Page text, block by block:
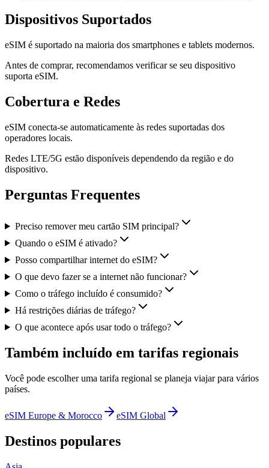
Dispositivos Suportados
eSIM é suportado na maioria dos smartphones e tablets modernos.
Antes de comprar, recomendamos verificar se seu dispositivo
suporta eSIM.
Cobertura e Redes
eSIM conecta-se automaticamente às redes suportadas dos
operadores locais.
Redes LTE/5G estão disponíveis dependendo da região e do
dispositivo.
Perguntas Frequentes
Preciso remover meu cartão SIM principal?
Quando o eSIM é ativado?
Posso compartilhar internet do eSIM?
O que devo fazer se a internet não funcionar?
Como o tráfego incluído é consumido?
Há restrições diárias de tráfego?
O que acontece após usar todo o tráfego?
Também incluído em tarifas regionais
Você pode escolher uma tarifa regional se planeja viajar para vários
países.
eSIM Europe & Morocco eSIM Global
Destinos populares